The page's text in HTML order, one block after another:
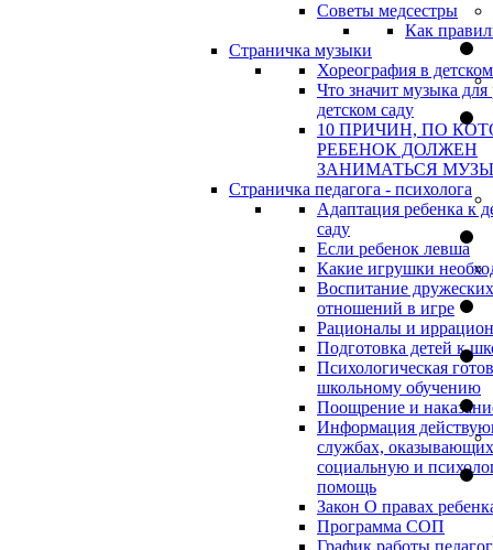
Советы медсестры
Как
Страничка музыки
Хореография в
Что значит музыка для
детском саду
10 ПРИЧИН, ПО
РЕБЕНОК ДОЛЖЕН
ЗАНИМАТЬСЯ
Страничка педагога - психолога
Адаптация ребенка к
саду
Если ребенок левша
Какие игрушки
Воспитание дружеских
отношений в игре
Рационалы и
Подготовка детей к
Психологическая
школьному обучению
Поощрение и
Информация
службах, оказывающих
социальную и
помощь
Закон О правах
Программа СОП